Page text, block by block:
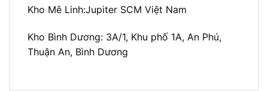
Kho Mê Linh:Jupiter SCM Việt Nam
Kho Bình Dương: 3A/1, Khu phố 1A, An Phú,
Thuận An, Bình Dương